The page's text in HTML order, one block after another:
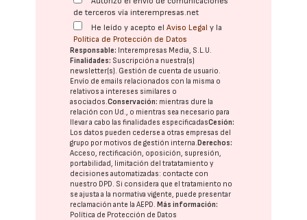
de terceros vía interempresas.net
He leído y acepto elAviso Legal y la
Política de Protección de Datos
Responsable: Interempresas Media, S.L.U.
Finalidades: Suscripción a nuestra(s)
newsletter(s). Gestión de cuenta de usuario.
Envío de emails relacionados con la misma o
relativos a intereses similares o
asociados.Conservación: mientras dure la
relación con Ud., o mientras sea necesario para
llevar a cabo las finalidades especificadasCesión:
Los datos pueden cederse a otras empresas del
grupo por motivos de gestión interna.Derechos:
Acceso, rectificación, oposición, supresión,
portabilidad, limitación del tratatamiento y
decisiones automatizadas: contacte con
nuestro DPD . Si considera que el tratamiento no
se ajusta a la normativa vigente, puede presentar
reclamación ante laAEPD .Más información:
Política de Protección de Datos